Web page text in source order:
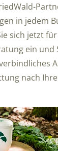
in jedem
sich jetzt
ein und
nach